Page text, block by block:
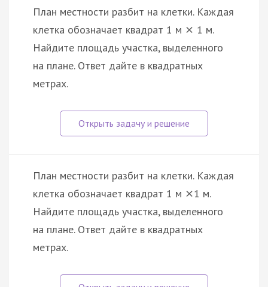
План местности разбит на клетки. Каждая
клетка обозначает квадрат 1 м × 1 м.
Найдите площадь участка, выделенного
на плане. Ответ дайте в квадратных
метрах.
План местности разбит на клетки. Каждая
клетка обозначает квадрат 1 м ×1 м.
Найдите площадь участка, выделенного
на плане. Ответ дайте в квадратных
метрах.